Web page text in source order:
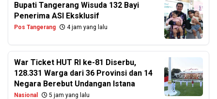
Bupati Tangerang Wisuda 132 Bayi
Penerima ASI Eksklusif
Pos Tangerang 4 jam yang lalu
War Ticket HUT RI ke-81 Diserbu,
128.331 Warga dari 36 Provinsi dan 14
Negara Berebut Undangan Istana
Nasional 5 jam yang lalu